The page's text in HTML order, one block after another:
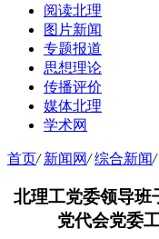
阅读北理
图片新闻
专题报道
思想理论
传播评价
媒体北理
学术网
首页/ 新闻网/ 综合新闻/
北理工党委领导班
党代会党委